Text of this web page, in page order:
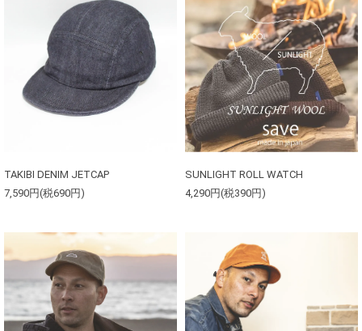
TAKIBI DENIM JETCAP
7,590円(税690円)
SUNLIGHT ROLL WATCH
4,290円(税390円)